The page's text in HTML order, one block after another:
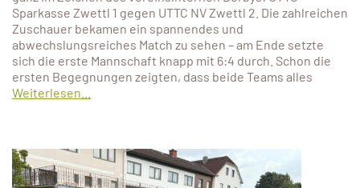
Sparkasse Zwettl 1 gegen UTTC NV Zwettl 2. Die zahlreichen
Zuschauer bekamen ein spannendes und
abwechslungsreiches Match zu sehen – am Ende setzte
sich die erste Mannschaft knapp mit 6:4 durch. Schon die
ersten Begegnungen zeigten, dass beide Teams alles
Weiterlesen...